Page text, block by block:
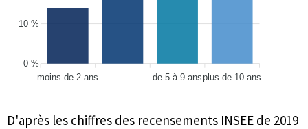
10 %
0 %
moins de 2 ans
de 5 à 9 ansplus de 10 ans
D'après les chiffres des recensements INSEE de 2019